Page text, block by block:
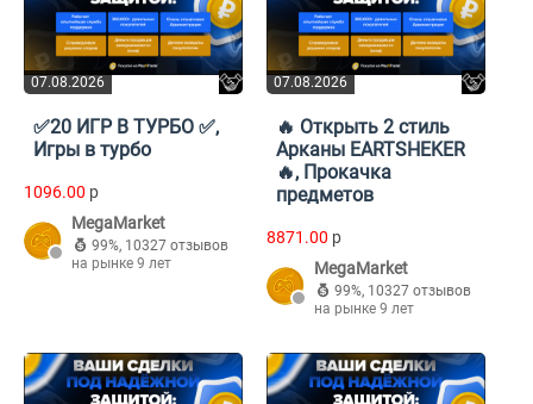
07.08.2026
✅20 ИГР В ТУРБО ✅,
Игры в турбо
1096.00 p
MegaMarket
99%, 10327 отзывов
на рынке 9 лет
07.08.2026
🔥 Открыть 2 стиль
Арканы EARTSHEKER
🔥, Прокачка
предметов
8871.00 p
MegaMarket
99%, 10327 отзывов
на рынке 9 лет